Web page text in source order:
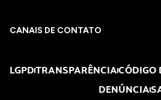
CANAIS DE CONTATO
LGPDTRANSPARÊNCIACÓDIGO
DENÚNCIA